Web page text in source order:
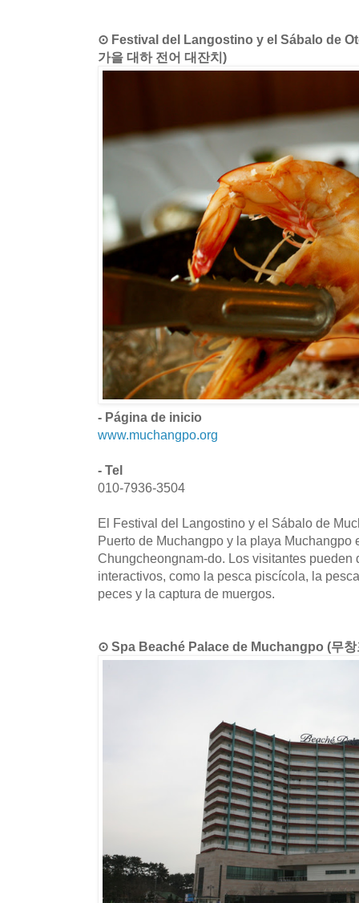
⊙ Festival del Langostino y el Sábalo de
가을 대하 전어 대잔치)
- Página de inicio
www.muchangpo.org
- Tel
010-7936-3504
El Festival del Langostino y el Sábalo de
Puerto de Muchangpo y la playa Muchangpo
Chungcheongnam-do. Los visitantes pueden
interactivos, como la pesca piscícola, la
peces y la captura de muergos.
⊙ Spa Beaché Palace de Muchangpo (무창